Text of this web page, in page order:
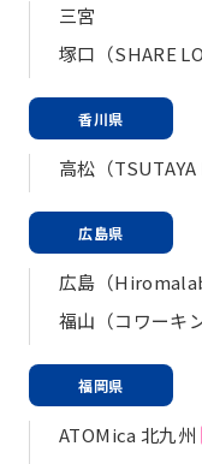
三宮
塚口（SHARE
香川県
高松（TSUTAYA
広島県
広島（
福山（コワーキ
福岡県
ATOMica 北九州